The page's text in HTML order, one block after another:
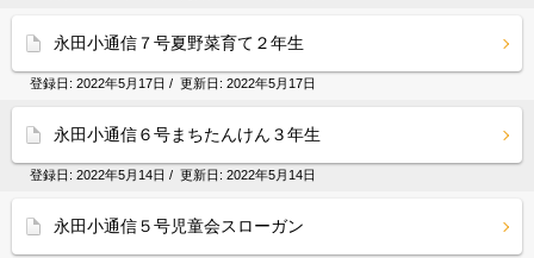
永田小通信７号夏野菜育て２年生
登録日: 2022年5月17日 / 更新日: 2022年5月17日
永田小通信６号まちたんけん３年生
登録日: 2022年5月14日 / 更新日: 2022年5月14日
永田小通信５号児童会スローガン